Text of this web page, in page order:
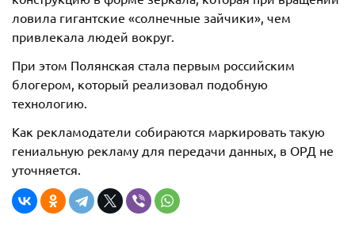
ловила гигантские «солнечные зайчики», чем
привлекала людей вокруг.
При этом Полянская стала первым российским
блогером, который реализовал подобную
технологию.
Как рекламодатели собираются маркировать такую
гениальную рекламу для передачи данных, в ОРД не
уточняется.